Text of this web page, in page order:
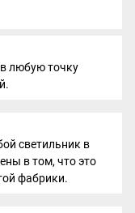
любую точку
светильник в
в том, что это
фабрики.